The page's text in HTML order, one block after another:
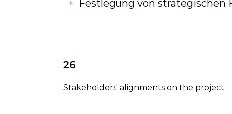
Festlegung von strategischen
26
Stakeholders' alignments on the project